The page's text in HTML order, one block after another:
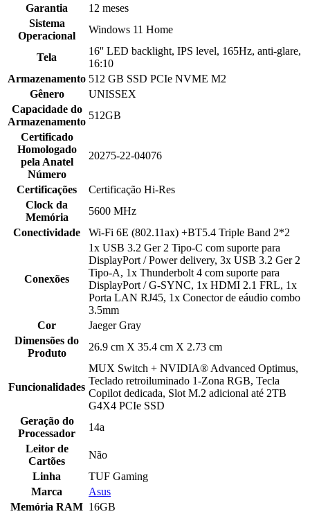
Garantia
12 meses
Sistema
Operacional
Windows 11 Home
Tela
16'' LED backlight, IPS level, 165Hz, anti-glare,
16:10
Armazenamento 512 GB SSD PCIe NVME M2
Gênero
UNISSEX
Capacidade do
Armazenamento
512GB
Certificado
Homologado
pela Anatel
Número
20275-22-04076
Certificações
Certificação Hi-Res
Clock da
Memória
5600 MHz
Conectividade
Wi-Fi 6E (802.11ax) +BT5.4 Triple Band 2*2
Conexões
1x USB 3.2 Ger 2 Tipo-C com suporte para
DisplayPort / Power delivery, 3x USB 3.2 Ger 2
Tipo-A, 1x Thunderbolt 4 com suporte para
DisplayPort / G-SYNC, 1x HDMI 2.1 FRL, 1x
Porta LAN RJ45, 1x Conector de eáudio combo
3.5mm
Cor
Jaeger Gray
Dimensões do
Produto
26.9 cm X 35.4 cm X 2.73 cm
Funcionalidades
MUX Switch + NVIDIA® Advanced Optimus,
Teclado retroiluminado 1-Zona RGB, Tecla
Copilot dedicada, Slot M.2 adicional até 2TB
G4X4 PCIe SSD
Geração do
Processador
14a
Leitor de
Cartões
Não
Linha
TUF Gaming
Marca
Asus
Memória RAM 16GB